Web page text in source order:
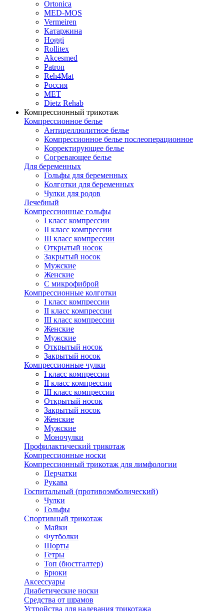
Ortonica
MED-MOS
Vermeiren
Катаржина
Hoggi
Rollitex
Akcesmed
Patron
Reh4Mat
Россия
МЕТ
Dietz Rehab
Компрессионный трикотаж
Компрессионное белье
Антицеллюлитное белье
Компрессионное белье послеоперационное
Корректирующее белье
Согревающее белье
Для беременных
Гольфы для беременных
Колготки для беременных
Чулки для родов
Лечебный
Компрессионные гольфы
I класс компрессии
II класс компрессии
III класс компрессии
Открытый носок
Закрытый носок
Мужские
Женские
С микрофиброй
Компрессионные колготки
I класс компрессии
II класс компрессии
III класс компрессии
Женские
Мужские
Открытый носок
Закрытый носок
Компрессионные чулки
I класс компрессии
II класс компрессии
III класс компрессии
Открытый носок
Закрытый носок
Женские
Мужские
Моночулки
Профилактический трикотаж
Компрессионные носки
Компрессионный трикотаж для лимфологии
Перчатки
Рукава
Госпитальный (противоэмболический)
Чулки
Гольфы
Спортивный трикотаж
Майки
Футболки
Шорты
Гетры
Топ (бюстгалтер)
Брюки
Аксессуары
Диабетические носки
Средства от шрамов
Устройства для надевания трикотажа